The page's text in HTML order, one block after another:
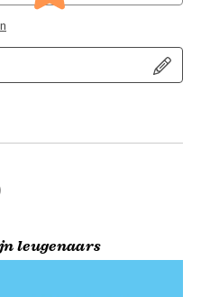
leugenaars